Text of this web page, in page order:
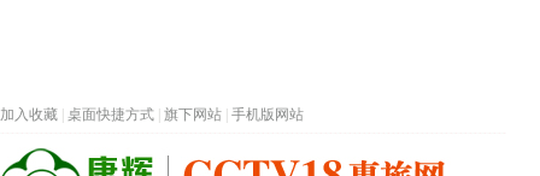
加入收藏 桌面快捷方式 旗下网站 手机版网站